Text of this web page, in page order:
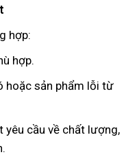
hợp:
hợp.
hoặc sản phẩm lỗi từ
yêu cầu về chất lượng,